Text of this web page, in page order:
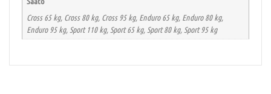
Cross 65 kg, Cross 80 kg, Cross 95 kg, Enduro 65 kg, Enduro 80 kg,
Enduro 95 kg, Sport 110 kg, Sport 65 kg, Sport 80 kg, Sport 95 kg